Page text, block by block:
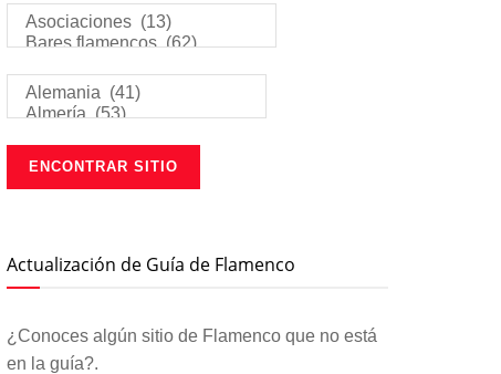
Actualización de Guía de Flamenco
¿Conoces algún sitio de Flamenco que no está
en la guía?.